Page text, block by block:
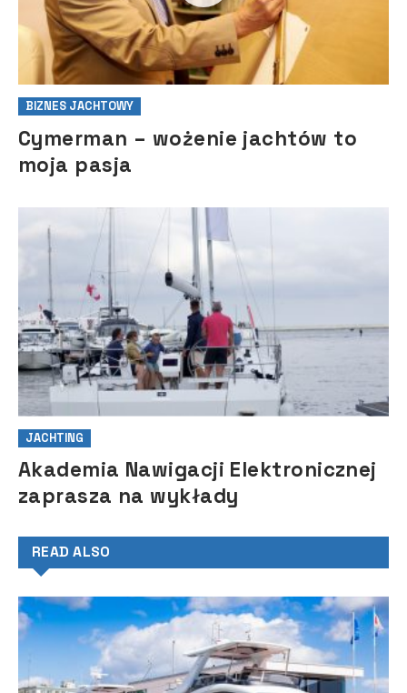
BIZNES JACHTOWY
Cymerman – wożenie jachtów to
moja pasja
JACHTING
Akademia Nawigacji Elektronicznej
zaprasza na wykłady
READ ALSO